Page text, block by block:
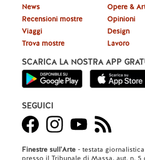
News
Recensioni mostre
Viaggi
Trova mostre
Opere &
Opinioni
Design
Lavoro
SCARICA LA NOSTRA APP
SEGUICI
Finestre sull'Arte- testata giornalistica
presso il Tribunale di Massa, aut. n. 5